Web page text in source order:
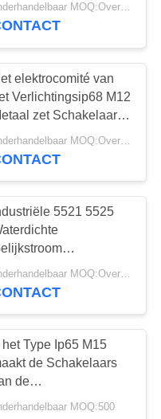
49
36
onderhandelbaar MOQ:Overeen te komen
elektrocomité van
Verlichtingsip68 M12
zet Schakelaar
5521 5525
en
onderhandelbaar MOQ:Overeen te komen
het Type Ip65 M15
de Schakelaars
de
MOQ:500